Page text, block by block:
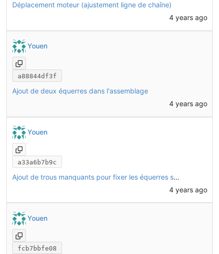
Déplacement moteur (ajustement ligne de chaîne)
4 years ago
Youen
a88844df3f
Ajout de deux équerres dans l'assemblage
4 years ago
Youen
a33a6b7b9c
Ajout de trous manquants pour fixer les équerres sur L08 et M07
4 years ago
Youen
fcb7bbfe08